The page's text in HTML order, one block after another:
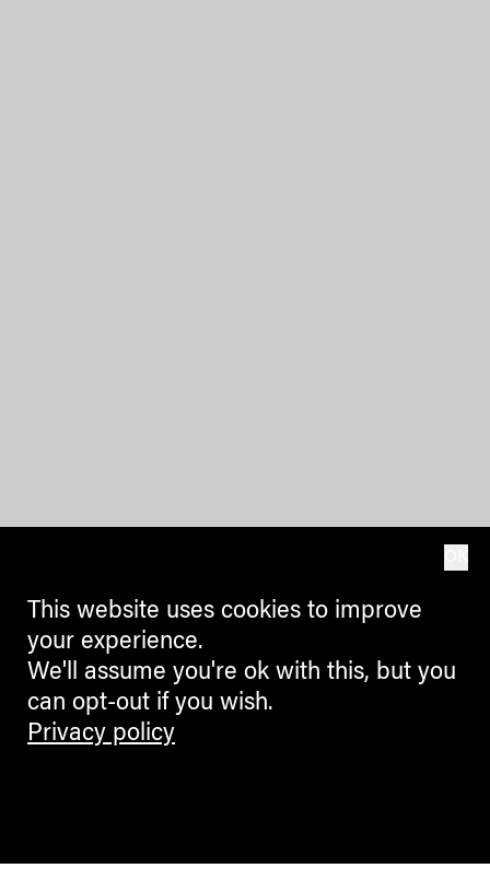
This website uses cookies to improve
your experience.
We'll assume you're ok with this, but you
can opt-out if you wish.
Privacy policy